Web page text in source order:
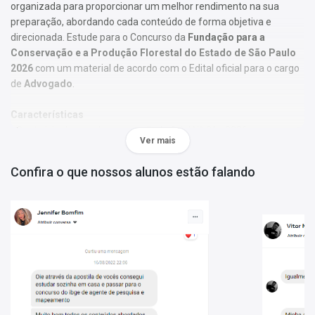
organizada para proporcionar um melhor rendimento na sua
preparação, abordando cada conteúdo de forma objetiva e
direcionada. Estude para o Concurso da Fundação para a
Conservação e a Produção Florestal do Estado de São Paulo
2026 com um material de acordo com o Edital oficial para o cargo
de Advogado
Características
- Material produzido por equipe especializada em concursos
- Você receberá um bônus especial: Curso Online de disciplinas
Obs.: Este material não se limita à bibliografia oficial do edital. Os
temas são abordados conforme o referencial adotado pelos
autores, visando à clareza e à amplitude na preparação.
Matérias da Apostila:
Língua Portuguesa
Ver mais
Confira o que nossos alunos estão falando